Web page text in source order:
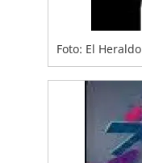
Foto: El Heraldo